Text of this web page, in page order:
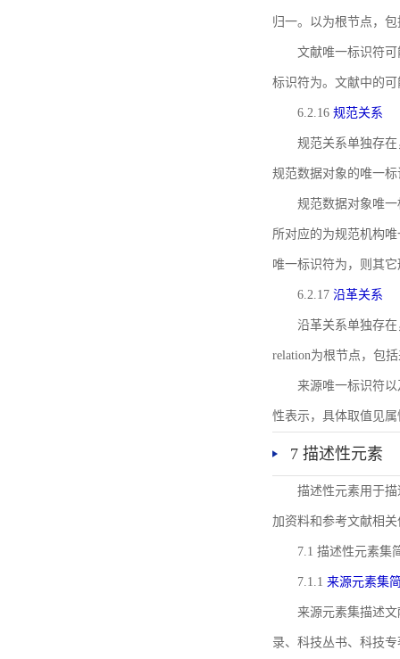
归一。以为根节点，
文献唯一标识符
标识符为。文献中的
6.2.16 规范关系
规范关系单独存
规范数据对象的唯一
规范数据对象唯一
所对应的为规范机构
唯一标识符为，则其
6.2.17 沿革关系
沿革关系单独存
relation为根节点，包
来源唯一标识符以
性表示，具体取值见属
7 描述性元素
描述性元素用于
加资料和参考文献相
7.1 描述性元素集
7.1.1 来源元素集
来源元素集描述
录、科技丛书、科技